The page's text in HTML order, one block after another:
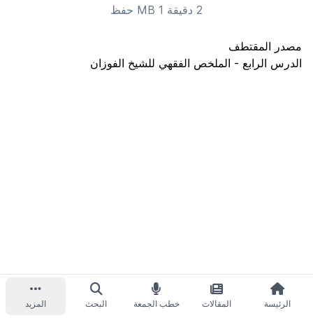
2 دقيقة 1 MB حفظ
مصدر المقتطف
الدرس الرابع - الملخص الفقهي للشيخ الفوزان
الرئيسة المقالات خطب الجمعة البحث المزيد